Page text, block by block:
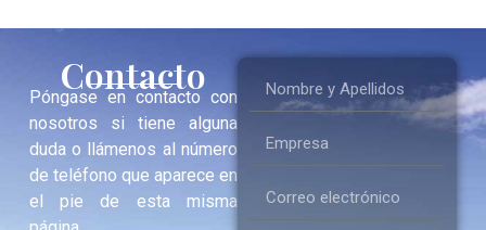
Contacto
Póngase en contacto con
nosotros si tiene alguna
duda o llámenos al número
de teléfono que aparece en
el pie de esta misma